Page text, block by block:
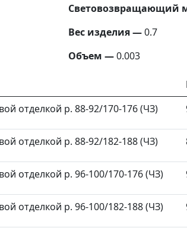
Световозвращающий
Вес изделия —0.7
Объем —0.003
отделкой р. 88-92/170-176 (ЧЗ)
отделкой р. 88-92/182-188 (ЧЗ)
отделкой р. 96-100/170-176 (ЧЗ)
отделкой р. 96-100/182-188 (ЧЗ)